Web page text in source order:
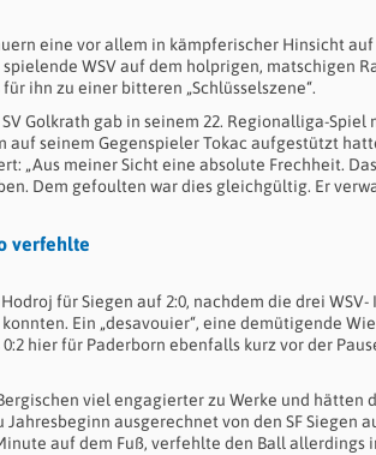
eine vor allem in kämpferischer Hinsicht
WSV auf dem holprigen, matschigen
ihn zu einer bitteren „Schlüsselszene“.
Golkrath gab in seinem 22. Regionalliga-
auf seinem Gegenspieler Tokac aufgestützt
„Aus meiner Sicht eine absolute Frechheit.
Dem gefoulten war dies gleichgültig. Er
verfehlte
für Siegen auf 2:0, nachdem die drei
Ein „desavouier“, eine demütigende
hier für Paderborn ebenfalls kurz vor der
viel engagierter zu Werke und hätten
Jahresbeginn ausgerechnet von den SF Siegen
auf dem Fuß, verfehlte den Ball allerdings